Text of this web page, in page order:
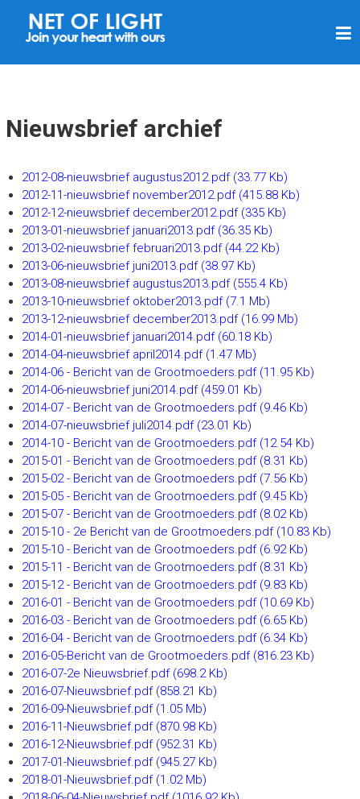
N
A
L
I
C
H
T
Nieuwsbrief archief
2012-08-nieuwsbrief augustus2012.pdf(33.77 Kb)
2012-11-nieuwsbrief november2012.pdf(415.88 Kb)
2012-12-nieuwsbrief december2012.pdf(335 Kb)
2013-01-nieuwsbrief januari2013.pdf(36.35 Kb)
2013-02-nieuwsbrief februari2013.pdf(44.22 Kb)
2013-06-nieuwsbrief juni2013.pdf(38.97 Kb)
2013-08-nieuwsbrief augustus2013.pdf(555.4 Kb)
2013-10-nieuwsbrief oktober2013.pdf(7.1 Mb)
2013-12-nieuwsbrief december2013.pdf(16.99 Mb)
2014-01-nieuwsbrief januari2014.pdf(60.18 Kb)
2014-04-nieuwsbrief april2014.pdf(1.47 Mb)
2014-06 - Bericht van de Grootmoeders.pdf(11.95 Kb)
2014-06-nieuwsbrief juni2014.pdf(459.01 Kb)
2014-07 - Bericht van de Grootmoeders.pdf(9.46 Kb)
2014-07-nieuwsbrief juli2014.pdf(23.01 Kb)
2014-10 - Bericht van de Grootmoeders.pdf(12.54 Kb)
2015-01 - Bericht van de Grootmoeders.pdf(8.31 Kb)
2015-02 - Bericht van de Grootmoeders.pdf(7.56 Kb)
2015-05 - Bericht van de Grootmoeders.pdf(9.45 Kb)
2015-07 - Bericht van de Grootmoeders.pdf(8.02 Kb)
2015-10 - 2e Bericht van de Grootmoeders.pdf(10.83 Kb)
2015-10 - Bericht van de Grootmoeders.pdf(6.92 Kb)
2015-11 - Bericht van de Grootmoeders.pdf(8.31 Kb)
2015-12 - Bericht van de Grootmoeders.pdf(9.83 Kb)
2016-01 - Bericht van de Grootmoeders.pdf(10.69 Kb)
2016-03 - Bericht van de Grootmoeders.pdf(6.65 Kb)
2016-04 - Bericht van de Grootmoeders.pdf(6.34 Kb)
2016-05-Bericht van de Grootmoeders.pdf(816.23 Kb)
2016-07-2e Nieuwsbrief.pdf(698.2 Kb)
2016-07-Nieuwsbrief.pdf(858.21 Kb)
2016-09-Nieuwsbrief.pdf(1.05 Mb)
2016-11-Nieuwsbrief.pdf(870.98 Kb)
2016-12-Nieuwsbrief.pdf(952.31 Kb)
2017-01-Nieuwsbrief.pdf(945.27 Kb)
2018-01-Nieuwsbrief.pdf(1.02 Mb)